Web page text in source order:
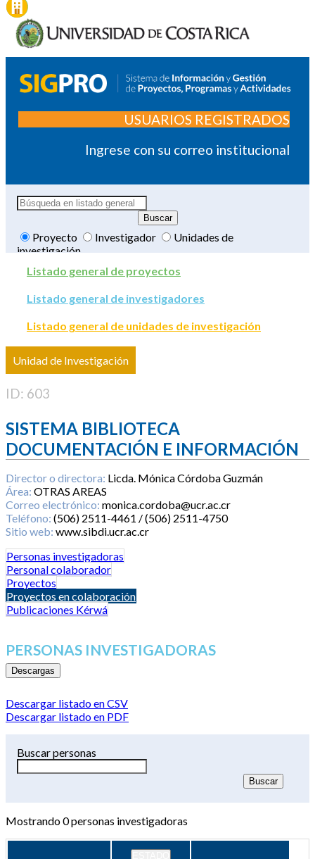
USUARIOS REGISTRADOS
Ingrese con su correo institucional
Proyecto Investigador
Unidades de
investigación
Listado general de proyectos
Listado general de investigadores
Listado general de unidades de investigación
Unidad de Investigación
ID: 603
SISTEMA BIBLIOTECA
DOCUMENTACIÓN E INFORMACIÓN
Director o directora: Licda. Mónica Córdoba Guzmán
Área: OTRAS AREAS
Correo electrónico: monica.cordoba@ucr.ac.cr
Teléfono: (506) 2511-4461 / (506) 2511-4750
Sitio web: www.sibdi.ucr.ac.cr
Personas investigadoras
Personal colaborador
Proyectos
Proyectos en colaboración
Publicaciones Kérwá
PERSONAS INVESTIGADORAS
Descargas
Descargar listado en CSV
Descargar listado en PDF
Buscar personas
Mostrando0personas investigadoras